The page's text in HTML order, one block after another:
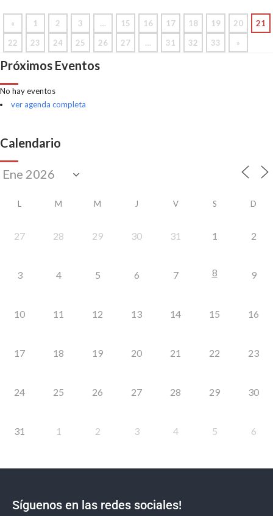
« 1 2 3 … 15 16 17 18 19 20
21
22
23 24 25 26 27 … 31 32 33 »
Próximos Eventos
No hay eventos
ver agenda completa
Calendario
L M M J V S D
27 28 29 30 31 1 2
3 4 5 6 7 8 9
10 11 12 13 14 15 16
17 18 19 20 21 22 23
24 25 26 27 28 29 30
31 1 2 3 4 5 6
Síguenos en las redes sociales!